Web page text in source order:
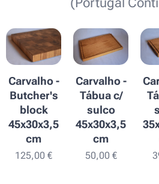
Carvalho -
Butcher's
block
45x30x3,5
cm
125,00 €
Carvalho -
Tábua c/
sulco
45x30x3,5
cm
50,00€